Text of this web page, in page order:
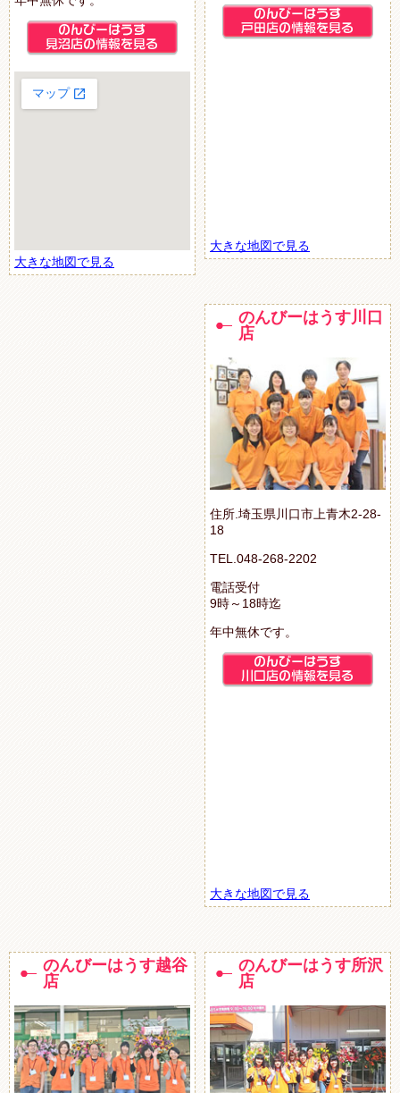
大きな地図で見る
大きな地図で見る
のんびーはうす川口
店
住所.埼玉県川口市上青木2-28-
18
TEL.048-268-2202
電話受付
9時～18時迄
年中無休です。
大きな地図で見る
のんびーはうす越谷
店
のんびーはうす所沢
店